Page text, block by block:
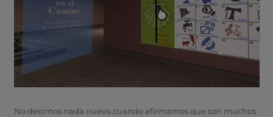
No decimos nada nuevo cuando afirmamos que son muchos